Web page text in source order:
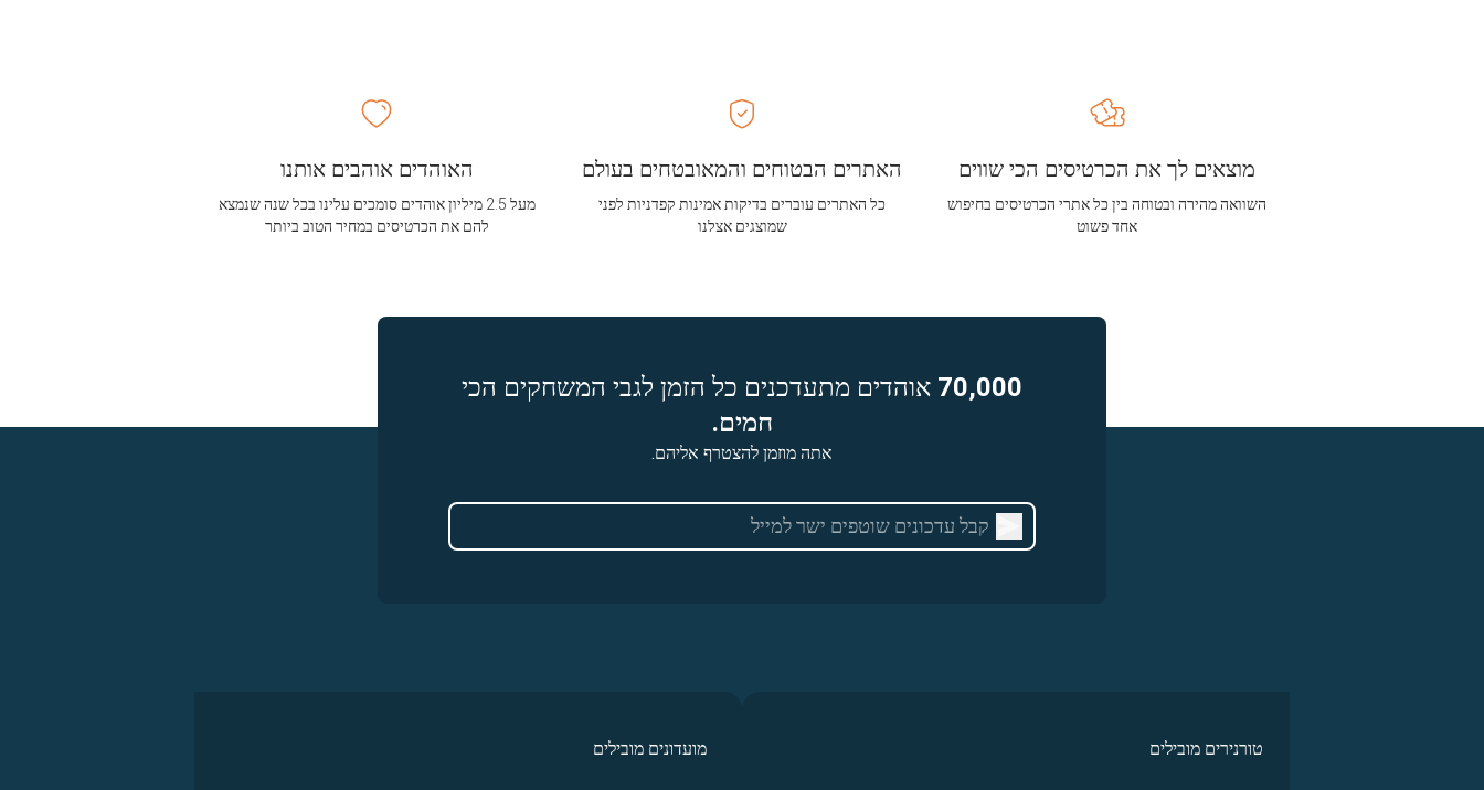
האתרים הבטוחים והמאובטחים בעולם
כל האתרים עוברים בדיקות אמינות קפדניות לפני
שמוצגים אצלנו
מוצאים לך את הכרטיסים הכי שווים
השוואה מהירה ובטוחה בין כל אתרי הכרטיסים בחיפוש
אחד פשוט
האוהדים אוהבים אותנו
מעל 2.5 מיליון אוהדים סומכים עלינו בכל שנה שנמצא
להם את הכרטיסים במחיר הטוב ביותר
70,000 אוהדים מתעדכנים כל הזמן לגבי המשחקים הכי
חמים.
אתה מוזמן להצטרף אליהם.
טורנירים מובילים מועדונים מובילים